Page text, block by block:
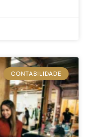
CONTABILIDADE